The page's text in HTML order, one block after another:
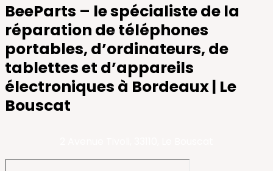
BeeParts – le spécialiste de la
réparation de téléphones
portables, d’ordinateurs, de
tablettes et d’appareils
électroniques à Bordeaux | Le
Bouscat